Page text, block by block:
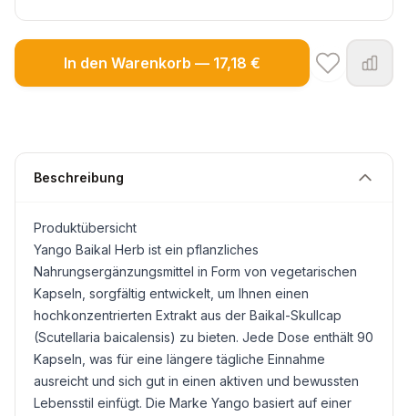
In den Warenkorb — 17,18 €
Beschreibung
Produktübersicht
Yango Baikal Herb ist ein pflanzliches
Nahrungsergänzungsmittel in Form von vegetarischen
Kapseln, sorgfältig entwickelt, um Ihnen einen
hochkonzentrierten Extrakt aus der Baikal-Skullcap
(Scutellaria baicalensis) zu bieten. Jede Dose enthält 90
Kapseln, was für eine längere tägliche Einnahme
ausreicht und sich gut in einen aktiven und bewussten
Lebensstil einfügt. Die Marke Yango basiert auf einer